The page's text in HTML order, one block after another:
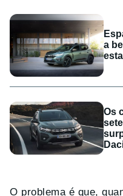
a
Os
O problema é que,